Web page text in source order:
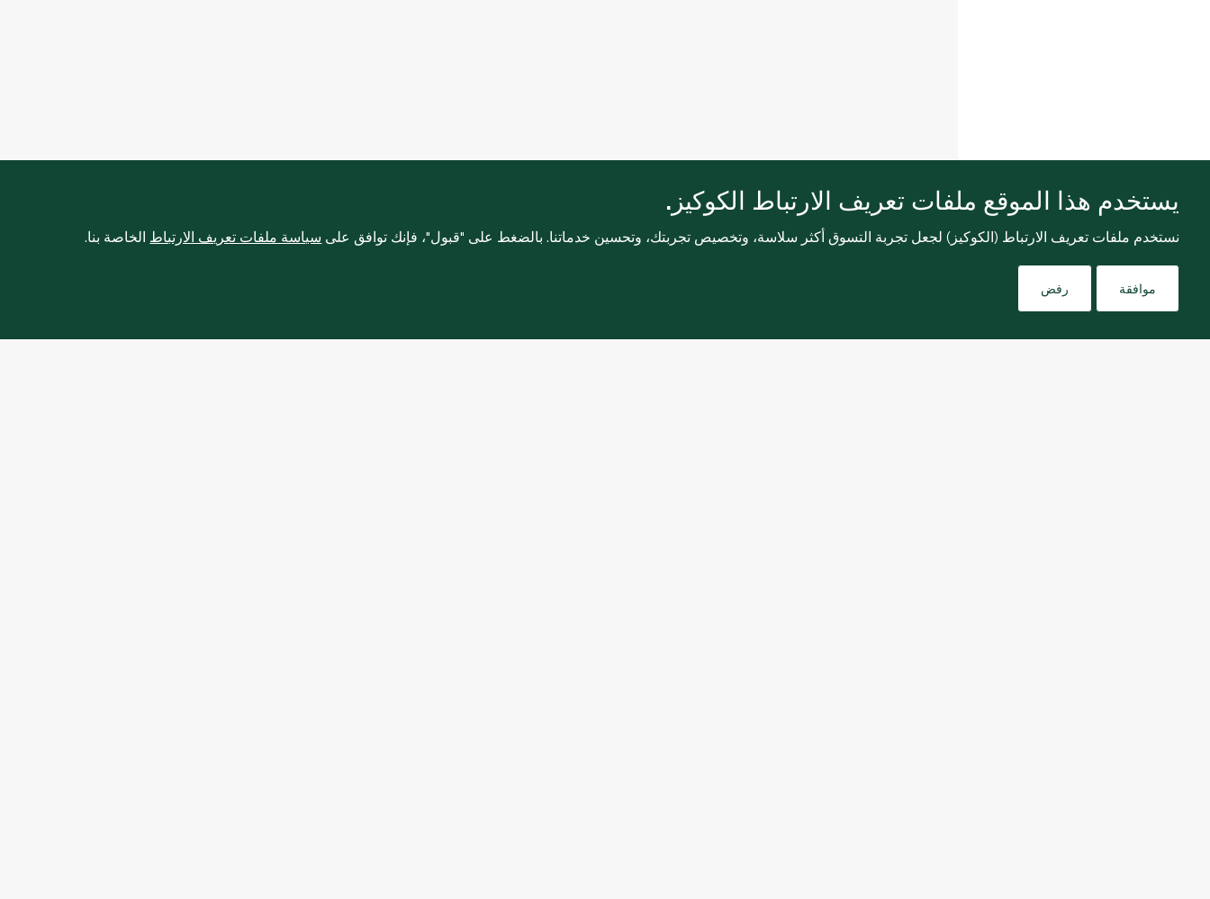
يستخدم هذا الموقع ملفات تعريف الارتباط الكوكيز.
نستخدم ملفات تعريف الارتباط (الكوكيز) لجعل تجربة التسوق أكثر سلاسة، وتخصيص تجربتك، وتحسين خدماتنا. بالضغط على "قبول"، فإنك توافق على سياسة ملفات تعريف الارتباط الخاصة بنا.
موافقة رفض